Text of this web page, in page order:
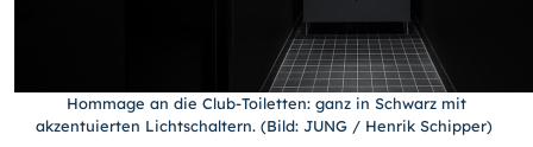
Hommage an die Club-Toiletten: ganz in Schwarz mit
akzentuierten Lichtschaltern. (Bild: JUNG / Henrik Schipper)